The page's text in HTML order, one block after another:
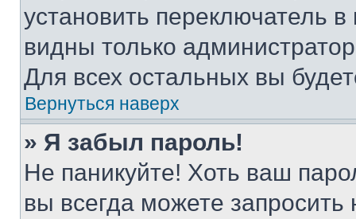
установить переключатель
видны только
Для всех остальных вы
Вернуться наверх
» Я забыл пароль!
Не паникуйте! Хоть ваш
вы всегда можете